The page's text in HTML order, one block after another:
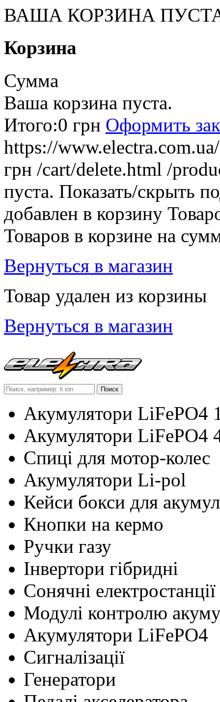
ВАША КОРЗИНА
Корзина
Сумма
Ваша корзина пуста.
Итого:0 грн Оформить
https://
грн /cart/delete.html /
пуста. Показать/скрыть
добавлен в корзину
Товаров в корзине на
Вернуться в магазин
Товар удален из корзины
Вернуться в магазин
Акумулятори LiFePO4
Акумулятори LiFePO4
Cпиці для мотор-колес
Акумулятори Li-pol
Кейси бокси для
Кнопки на кермо
Ручки газу
Інвертори гібридні
Сонячні електростанції
Модулі контролю
Акумулятори LiFePO4
Сигналізації
Генератори